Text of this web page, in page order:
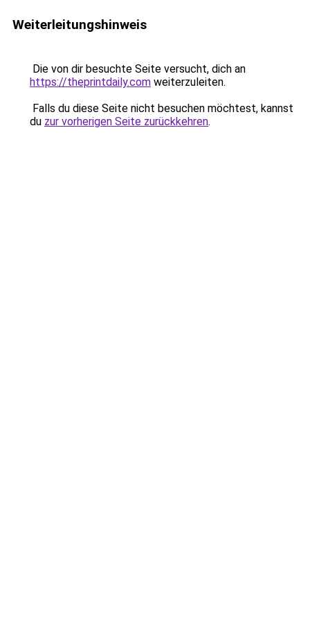
Weiterleitungshinweis
Die von dir besuchte Seite versucht, dich an
https://theprintdaily.com weiterzuleiten.
Falls du diese Seite nicht besuchen möchtest, kannst
du zur vorherigen Seite zurückkehren.